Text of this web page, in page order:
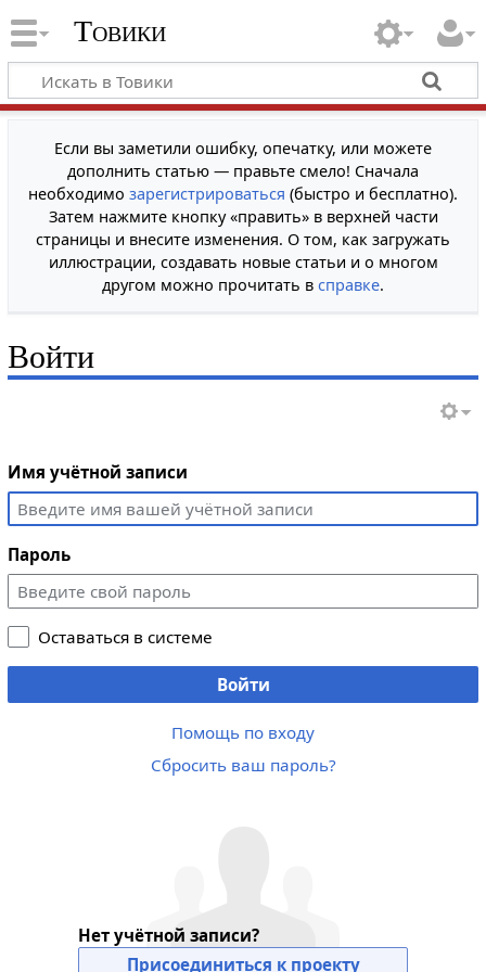
Товики
Если вы заметили ошибку, опечатку, или можете
дополнить статью — правьте смело! Сначала
необходимо зарегистрироваться (быстро и бесплатно).
Затем нажмите кнопку «править» в верхней части
страницы и внесите изменения. О том, как загружать
иллюстрации, создавать новые статьи и о многом
другом можно прочитать в справке.
Войти
Имя учётной записи
Пароль
Оставаться в системе
Войти
Помощь по входу
Сбросить ваш пароль?
Нет учётной записи?
Присоединиться к проекту